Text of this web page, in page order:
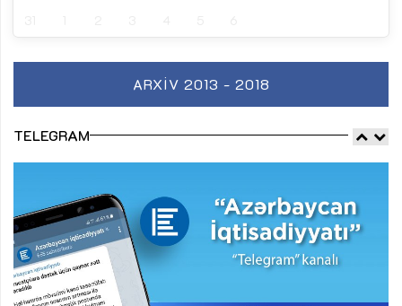
ARXIV 2013 - 2018
TELEGRAM